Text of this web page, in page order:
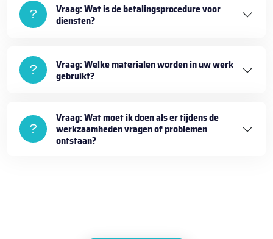
Vraag: Wat is de betalingsprocedure voor
diensten?
Vraag: Welke materialen worden in uw werk
gebruikt?
Vraag: Wat moet ik doen als er tijdens de
werkzaamheden vragen of problemen
ontstaan?